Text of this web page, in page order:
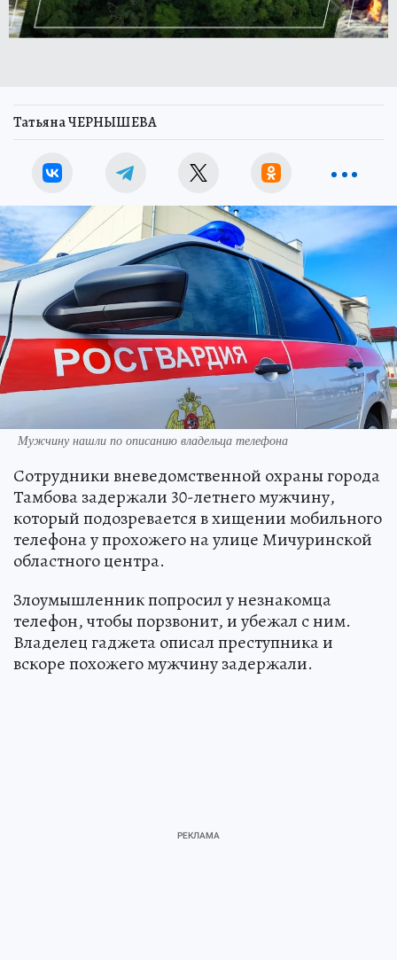
Татьяна ЧЕРНЫШЕВА
Мужчину нашли по описанию владельца телефона
Сотрудники вневедомственной охраны города
Тамбова задержали 30-летнего мужчину,
который подозревается в хищении мобильного
телефона у прохожего на улице Мичуринской
областного центра.
Злоумышленник попросил у незнакомца
телефон, чтобы порзвонит, и убежал с ним.
Владелец гаджета описал преступника и
вскоре похожего мужчину задержали.